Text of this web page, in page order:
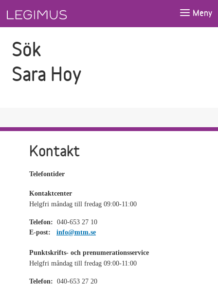
Meny
Sök
Sara Hoy
Kontakt
Telefontider
Kontaktcenter
Helgfri måndag till fredag 09:00-11:00
Telefon: 040-653 27 10
E-post:
info@mtm.se
Punktskrifts- och prenumerationsservice
Helgfri måndag till fredag 09:00-11:00
Telefon: 040-653 27 20